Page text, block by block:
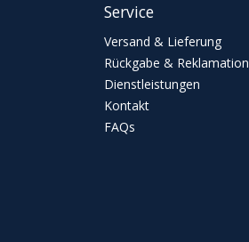
Service
Versand & Lieferung
Rückgabe & Reklamation
Dienstleistungen
Kontakt
FAQs